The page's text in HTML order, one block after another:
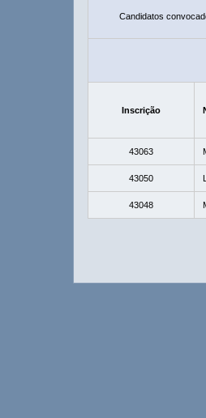
Candidatos
Inscrição
43063
43050
43048